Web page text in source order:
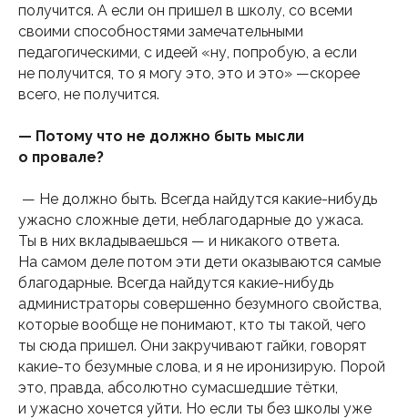
получится. А если он пришел в школу, со всеми
своими способностями замечательными
педагогическими, с идеей «ну, попробую, а если
не получится, то я могу это, это и это» —скорее
всего, не получится.
— Потому что не должно быть мысли
о провале?
— Не должно быть. Всегда найдутся какие-нибудь
ужасно сложные дети, неблагодарные до ужаса.
Ты в них вкладываешься — и никакого ответа.
На самом деле потом эти дети оказываются самые
благодарные. Всегда найдутся какие-нибудь
администраторы совершенно безумного свойства,
которые вообще не понимают, кто ты такой, чего
ты сюда пришел. Они закручивают гайки, говорят
какие-то безумные слова, и я не иронизирую. Порой
это, правда, абсолютно сумасшедшие тётки,
и ужасно хочется уйти. Но если ты без школы уже